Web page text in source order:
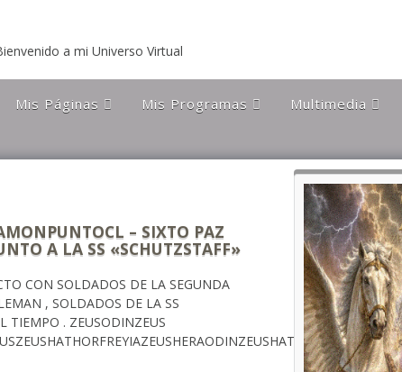
Mis Páginas
Chileno
Magallanico
Patagonia Rebelde
Propiedades Poblete
Mis Programas
Charla Austral
Multimedia
Documentos
Videos
– SIXTO PAZ
A LA SS «SCHUTZSTAFF»
CON SOLDADOS DE LA SEGUNDA
, SOLDADOS DE LA SS
TIEMPO . ZEUSODINZEUS